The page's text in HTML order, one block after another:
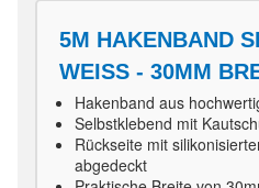
5M HAKENBAND
WEISS - 30MM
Hakenband aus
Selbstklebend mit
Rückseite mit
abgedeckt